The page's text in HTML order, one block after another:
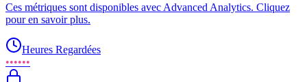
Ces métriques sont disponibles avec Advanced Analytics. Cliquez
pour en savoir plus.
Heures Regardées
••••••